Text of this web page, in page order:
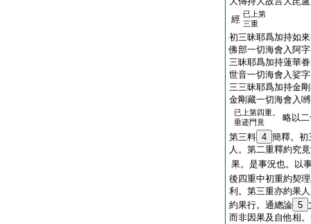
經 已上第
三重
初三昧耶爲加持如
佛部一切海會入阿
三昧耶爲加持蓮華
世音一切海會入娑
三三昧耶爲加持金
金剛藏一切海會入
已上第四重。
垂迹門竟
略以
第三料 4 簡釋。初
人。第二重釋約究
果。是事況也。以
後四重中初重約契
利。第三重亦約果
約果行。通總論 5
而非因果及自他相